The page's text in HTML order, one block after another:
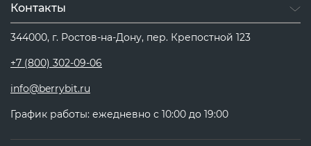
разгаданного хэша новый блок просто не
может присоединиться к цепочке.
Задачу по поиску хэша выполняют майнеры
– владельцы вычислительных мощностей.
процесс майнинга – сложный и требует
серьезных ресурсов. Майнеры соревнуются
за каждый разгаданный хэш. Тот, кому
удалось подобрать ключ первым, получает
Контакты
344000, г. Ростов-на-Дону, пер. Крепостной 123
+7 (800) 302-09-06
info@berrybit.ru
График работы: ежедневно с 10:00 до 19:00